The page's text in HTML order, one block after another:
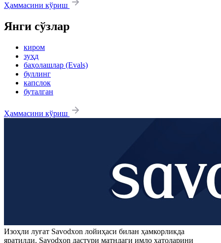
Ҳаммасини кўриш
Янги сўзлар
киром
зуҳд
баҳолашлар (Evals)
буллинг
капслок
буталган
Ҳаммасини кўриш
Изоҳли луғат Savodxon лойиҳаси билан ҳамкорликда
яратилди. Savodxon дастури матндаги имло хатоларини